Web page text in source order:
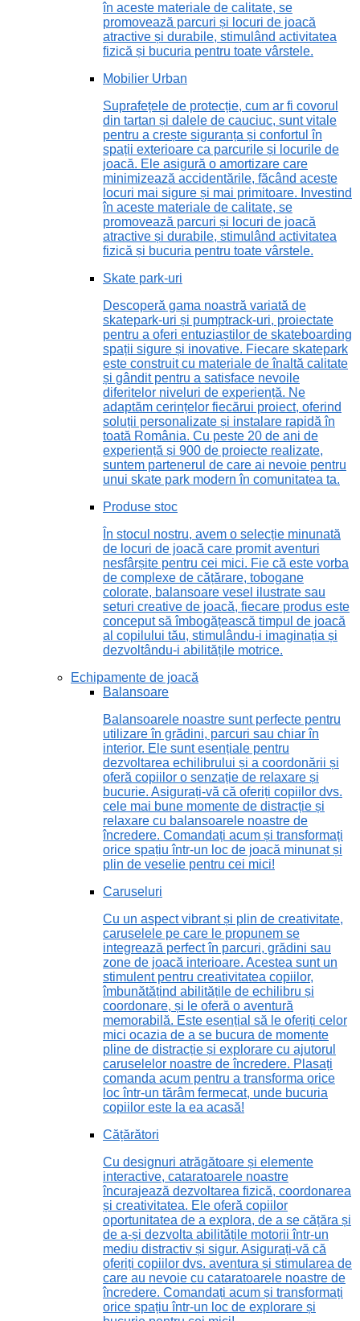
în aceste materiale de calitate, se
promovează parcuri și locuri de joacă
atractive și durabile, stimulând activitatea
fizică și bucuria pentru toate vârstele.
Mobilier Urban
Suprafețele de protecție, cum ar fi covorul
din tartan și dalele de cauciuc, sunt vitale
pentru a crește siguranța și confortul în
spații exterioare ca parcurile și locurile de
joacă. Ele asigură o amortizare care
minimizează accidentările, făcând aceste
locuri mai sigure și mai primitoare. Investind
în aceste materiale de calitate, se
promovează parcuri și locuri de joacă
atractive și durabile, stimulând activitatea
fizică și bucuria pentru toate vârstele.
Skate park-uri
Descoperă gama noastră variată de
skatepark-uri și pumptrack-uri, proiectate
pentru a oferi entuziaștilor de skateboarding
spații sigure și inovative. Fiecare skatepark
este construit cu materiale de înaltă calitate
și gândit pentru a satisface nevoile
diferitelor niveluri de experiență. Ne
adaptăm cerințelor fiecărui proiect, oferind
soluții personalizate și instalare rapidă în
toată România. Cu peste 20 de ani de
experiență și 900 de proiecte realizate,
suntem partenerul de care ai nevoie pentru
unui skate park modern în comunitatea ta.
Produse stoc
În stocul nostru, avem o selecție minunată
de locuri de joacă care promit aventuri
nesfârșite pentru cei mici. Fie că este vorba
de complexe de cățărare, tobogane
colorate, balansoare vesel ilustrate sau
seturi creative de joacă, fiecare produs este
conceput să îmbogățească timpul de joacă
al copilului tău, stimulându-i imaginația și
dezvoltându-i abilitățile motrice.
Echipamente de joacă
Balansoare
Balansoarele noastre sunt perfecte pentru
utilizare în grădini, parcuri sau chiar în
interior. Ele sunt esențiale pentru
dezvoltarea echilibrului și a coordonării și
oferă copiilor o senzație de relaxare și
bucurie. Asigurați-vă că oferiți copiilor dvs.
cele mai bune momente de distracție și
relaxare cu balansoarele noastre de
încredere. Comandați acum și transformați
orice spațiu într-un loc de joacă minunat și
plin de veselie pentru cei mici!
Caruseluri
Cu un aspect vibrant și plin de creativitate,
caruselele pe care le propunem se
integrează perfect în parcuri, grădini sau
zone de joacă interioare. Acestea sunt un
stimulent pentru creativitatea copiilor,
îmbunătățind abilitățile de echilibru și
coordonare, și le oferă o aventură
memorabilă. Este esențial să le oferiți celor
mici ocazia de a se bucura de momente
pline de distracție și explorare cu ajutorul
caruselelor noastre de încredere. Plasați
comanda acum pentru a transforma orice
loc într-un tărâm fermecat, unde bucuria
copiilor este la ea acasă!
Cățărători
Cu designuri atrăgătoare și elemente
interactive, cataratoarele noastre
încurajează dezvoltarea fizică, coordonarea
și creativitatea. Ele oferă copiilor
oportunitatea de a explora, de a se cățăra și
de a-și dezvolta abilitățile motorii într-un
mediu distractiv și sigur. Asigurați-vă că
oferiți copiilor dvs. aventura și stimularea de
care au nevoie cu cataratoarele noastre de
încredere. Comandați acum și transformați
orice spațiu într-un loc de explorare și